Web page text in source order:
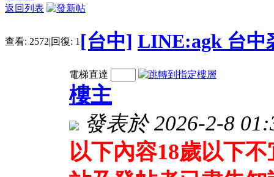
返回列表
查看: 2572|回復: 1 [台中] LINE:agk 台中
電梯直達
樓主
發表於 2026-2-8
以下內容18歲以下